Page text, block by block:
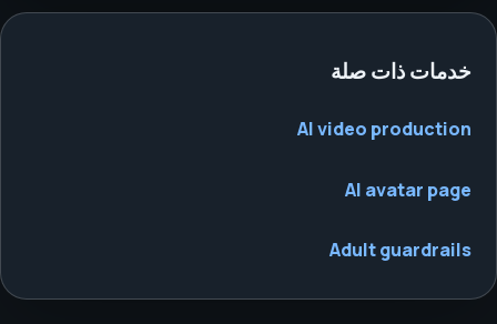
خدمات ذات صلة
AI video production
AI avatar page
Adult guardrails